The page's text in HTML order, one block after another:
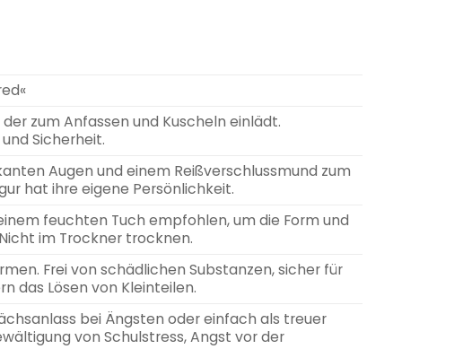
zum Anfassen und Kuscheln einlädt.
Sicherheit.
Augen und einem Reißverschlussmund zum
hat ihre eigene Persönlichkeit.
feuchten Tuch empfohlen, um die Form und
im Trockner trocknen.
Frei von schädlichen Substanzen, sicher für
das Lösen von Kleinteilen.
bei Ängsten oder einfach als treuer
von Schulstress, Angst vor der